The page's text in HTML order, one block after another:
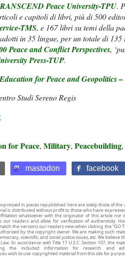
Peace University-TPU.
e capitoli di libri, più di 500
TMS, e 167 libri su temi della
in 35 lingue, per un totale di
Peace and Conflict Perspectives,
Press-TUP.
Education for Peace and Geopolitics–
Studi Sereno Regis
for Peace, Military, Peacebuilding,
mastodon facebook
in pieces republished here are solely those of
is distributed without profit to those who have
whatsoever with the originator of this article nor
our readers and allow for verification of authenticity.
the versions our readers view when clicking the “GO
by the copyright owner. We are making such
scientific, and social justice issues, etc. We believe
In accordance with Title 17 U.S.C. Section 107, the
the included information for research and
wish to use copyrighted material from this site for